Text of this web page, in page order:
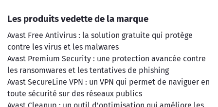
Les produits vedette de la marque
Avast Free Antivirus : la solution gratuite qui protège
contre les virus et les malwares
Avast Premium Security : une protection avancée contre
les ransomwares et les tentatives de phishing
Avast SecureLine VPN : un VPN qui permet de naviguer en
toute sécurité sur des réseaux publics